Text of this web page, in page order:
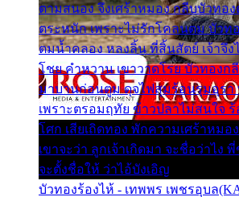
ตามสนอง จึงเศร้าหมอง กลีบบัวทอ
ตระหนัก เพราะไม่รักโคลนตม บัวท
ตมน้ำคลอง หลงลิ้น ที่สิ้นสัตย์ เจ้าจึ
โชย คำหวาน เขาวาดโรย บัวทองก
มาบานก่อนตูม ดุจไฟสุมร้อนรุมอุรา
เพราะตรอมฤทัย ข้าวปลาไม่สนใจ ร้
โศก เสียเถิดทอง พักความเศร้าหมอ
เขาจะว่า ลูกเจ้าเกิดมา จะชื่อว่าไง
จะตั้งชื่อให้ ว่าไอ้บังเอิญ
บัวทองร้องไห้ - เทพพร เพชรอุบล